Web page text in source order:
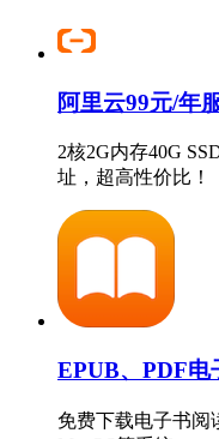
阿里云99元/年
2核2G内存40G
址，超高性价比！
EPUB、PDF电
免费下载电子书阅